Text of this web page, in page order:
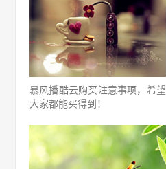
暴风播酷云购买注意事项，希望
大家都能买得到！